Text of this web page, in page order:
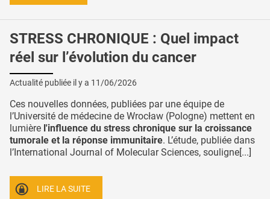
STRESS CHRONIQUE : Quel impact
réel sur l’évolution du cancer
Actualité publiée il y a 11/06/2026
Ces nouvelles données, publiées par une équipe de
l’Université de médecine de Wrocław (Pologne) mettent en
lumière l'influence du stress chronique sur la croissance
tumorale et la réponse immunitaire. L’étude, publiée dans
l’International Journal of Molecular Sciences, souligne[...]
LIRE LA SUITE